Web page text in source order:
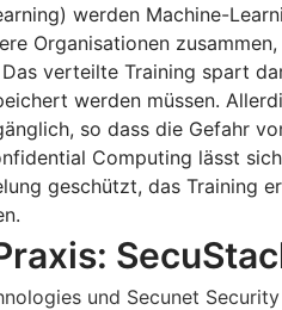
werden Machine-
Organisationen
verteilte Training spart
werden müssen.
so dass die Gefahr
Computing lässt
geschützt, das Training
und Secunet